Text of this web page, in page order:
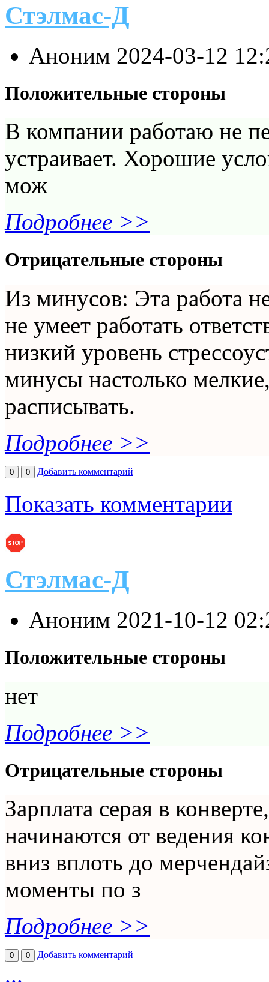
Стэлмас-Д
Аноним 2024-03-12
Положительные стороны
В компании работаю не
устраивает. Хорошие
мож
Подробнее >>
Отрицательные стороны
Из минусов: Эта работа
не умеет работать
низкий уровень
минусы настолько
расписывать.
Подробнее >>
0 0 Добавить комментарий
Показать комментарии
Стэлмас-Д
Аноним 2021-10-12
Положительные стороны
нет
Подробнее >>
Отрицательные стороны
Зарплата серая в
начинаются от ведения
вниз вплоть до
моменты по з
Подробнее >>
0 0 Добавить комментарий
...